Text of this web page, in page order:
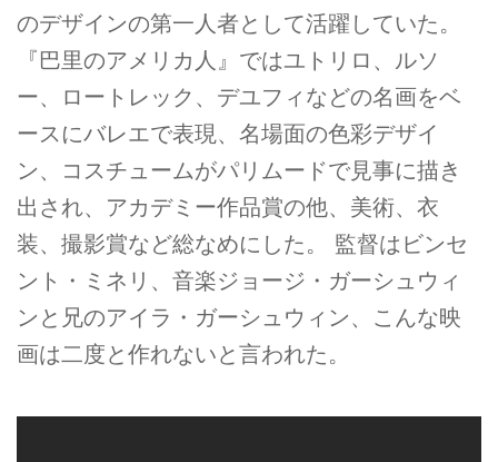
のデザインの第一人者として活躍していた。
『巴里のアメリカ人』ではユトリロ、ルソ
ー、ロートレック、デユフィなどの名画をベ
ースにバレエで表現、名場面の色彩デザイ
ン、コスチュームがパリムードで見事に描き
出され、アカデミー作品賞の他、美術、衣
装、撮影賞など総なめにした。 監督はビンセ
ント・ミネリ、音楽ジョージ・ガーシュウィ
ンと兄のアイラ・ガーシュウィン、こんな映
画は二度と作れないと言われた。